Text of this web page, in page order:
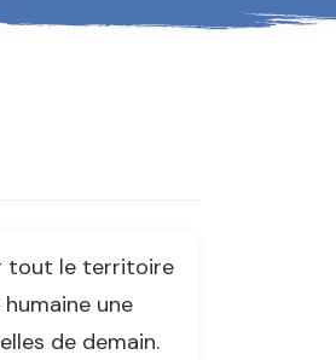
tout le territoire
une
de demain.